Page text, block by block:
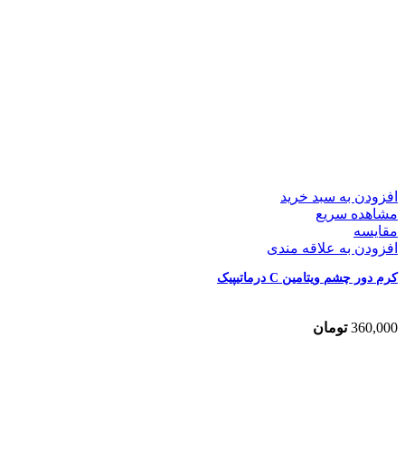
افزودن به سبد خرید
مشاهده سریع
مقایسه
افزودن به علاقه مندی
کرم دور چشم ویتامین C درماتیپیک
360,000 تومان